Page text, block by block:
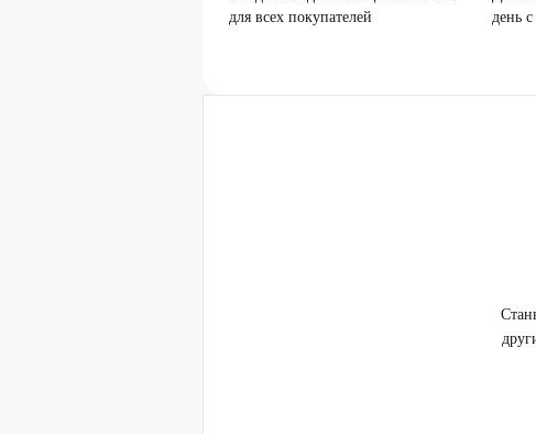
для всех покупателей
день